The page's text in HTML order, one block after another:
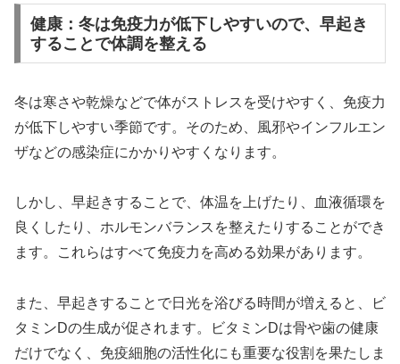
健康：冬は免疫力が低下しやすいので、早起き
することで体調を整える
冬は寒さや乾燥などで体がストレスを受けやすく、免疫力
が低下しやすい季節です。そのため、風邪やインフルエン
ザなどの感染症にかかりやすくなります。
しかし、早起きすることで、体温を上げたり、血液循環を
良くしたり、ホルモンバランスを整えたりすることができ
ます。これらはすべて免疫力を高める効果があります。
また、早起きすることで日光を浴びる時間が増えると、ビ
タミンDの生成が促されます。ビタミンDは骨や歯の健康
だけでなく、免疫細胞の活性化にも重要な役割を果たしま